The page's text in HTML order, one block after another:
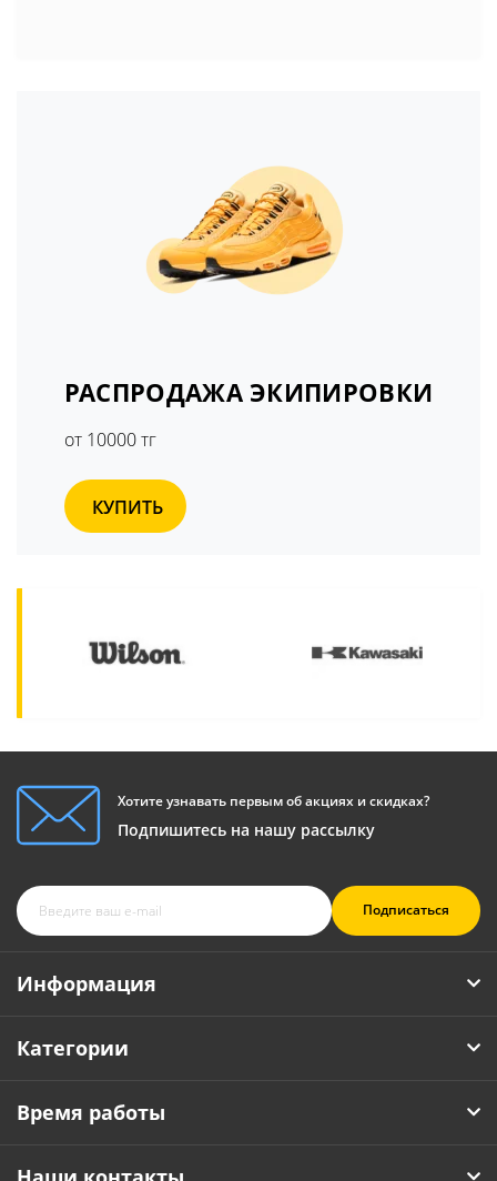
РАСПРОДАЖА ЭКИПИРОВКИ
от 10000 тг
КУПИТЬ
Хотите узнавать первым об акциях и скидках?
Подпишитесь на нашу рассылку
Подписаться
Информация
Категории
Время работы